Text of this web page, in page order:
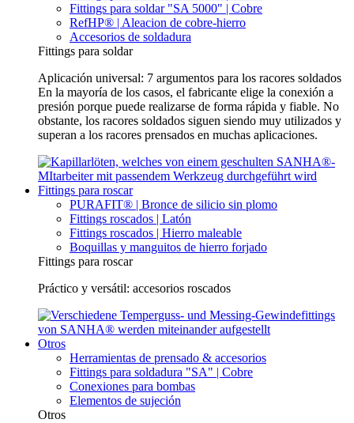
Fittings para soldar "SA 5000" | Cobre
RefHP® | Aleacion de cobre-hierro
Accesorios de soldadura
Fittings para soldar
Aplicación universal: 7 argumentos para los racores soldados
En la mayoría de los casos, el fabricante elige la conexión a
presión porque puede realizarse de forma rápida y fiable. No
obstante, los racores soldados siguen siendo muy utilizados y
superan a los racores prensados en muchas aplicaciones.
Fittings para roscar
PURAFIT® | Bronce de silicio sin plomo
Fittings roscados | Latón
Fittings roscados | Hierro maleable
Boquillas y manguitos de hierro forjado
Fittings para roscar
Práctico y versátil: accesorios roscados
Otros
Herramientas de prensado & accesorios
Fittings para soldadura "SA" | Cobre
Conexiones para bombas
Elementos de sujeción
Otros